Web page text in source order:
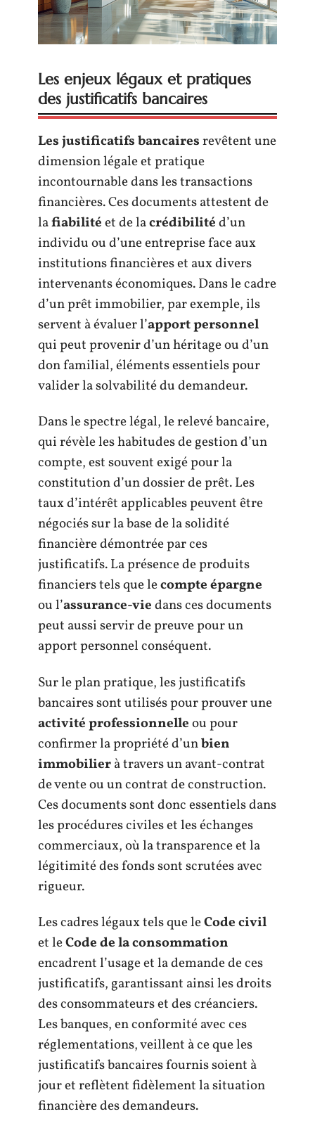
Les enjeux légaux et pratiques
des justificatifs bancaires
Les justificatifs bancairesrevêtent une
dimension légale et pratique
incontournable dans les transactions
financières. Ces documents attestent de
lafiabilitéet de lacrédibilitéd’un
individu ou d’une entreprise face aux
institutions financières et aux divers
intervenants économiques. Dans le cadre
d’un prêt immobilier, par exemple, ils
servent à évaluer l’apport personnel
qui peut provenir d’un héritage ou d’un
don familial, éléments essentiels pour
valider la solvabilité du demandeur.
Dans le spectre légal, le relevé bancaire,
qui révèle les habitudes de gestion d’un
compte, est souvent exigé pour la
constitution d’un dossier de prêt. Les
taux d’intérêt applicables peuvent être
négociés sur la base de la solidité
financière démontrée par ces
justificatifs. La présence de produits
financiers tels que lecompte épargne
ou l’assurance-viedans ces documents
peut aussi servir de preuve pour un
apport personnel conséquent.
Sur le plan pratique, les justificatifs
bancaires sont utilisés pour prouver une
activité professionnelleou pour
confirmer la propriété d’unbien
immobilierà travers un avant-contrat
de vente ou un contrat de construction.
Ces documents sont donc essentiels dans
les procédures civiles et les échanges
commerciaux, où la transparence et la
légitimité des fonds sont scrutées avec
rigueur.
Les cadres légaux tels que leCode civil
et leCode de la consommation
encadrent l’usage et la demande de ces
justificatifs, garantissant ainsi les droits
des consommateurs et des créanciers.
Les banques, en conformité avec ces
réglementations, veillent à ce que les
justificatifs bancaires fournis soient à
jour et reflètent fidèlement la situation
financière des demandeurs.